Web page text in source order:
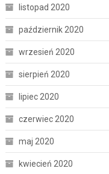
listopad 2020
październik 2020
wrzesień 2020
sierpień 2020
lipiec 2020
czerwiec 2020
maj 2020
kwiecień 2020